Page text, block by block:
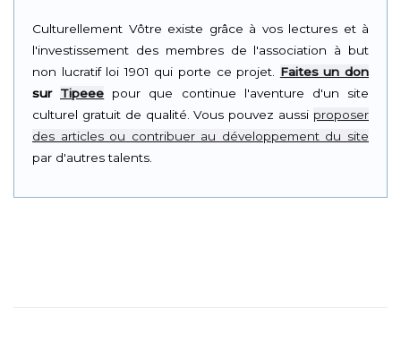
Culturellement Vôtre existe grâce à vos lectures et à
l'investissement des membres de l'association à but
non lucratif loi 1901 qui porte ce projet. Faites un don
sur Tipeee pour que continue l'aventure d'un site
culturel gratuit de qualité. Vous pouvez aussi proposer
des articles ou contribuer au développement du site
par d'autres talents.